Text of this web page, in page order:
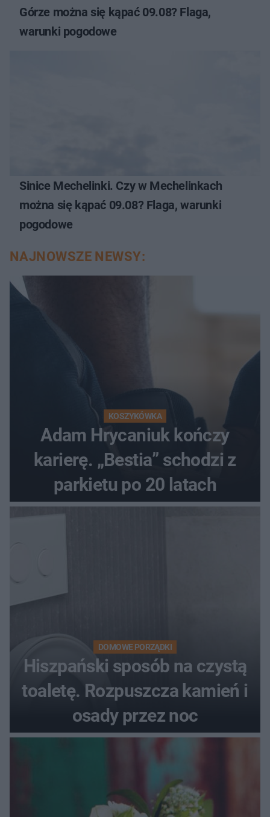
Górze można się kąpać 09.08? Flaga,
warunki pogodowe
Sinice Mechelinki. Czy w Mechelinkach
można się kąpać 09.08? Flaga, warunki
pogodowe
NAJNOWSZE NEWSY:
KOSZYKÓWKA
Adam Hrycaniuk kończy
karierę. „Bestia” schodzi z
parkietu po 20 latach
DOMOWE PORZĄDKI
Hiszpański sposób na czystą
toaletę. Rozpuszcza kamień i
osady przez noc